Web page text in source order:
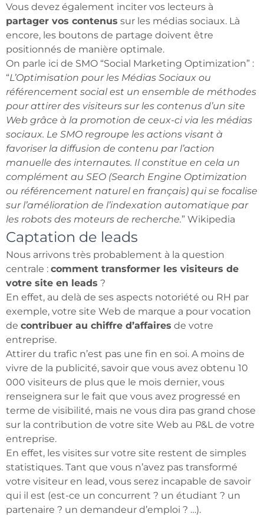
Vous devez également inciter vos lecteurs à
partager vos contenus sur les médias sociaux. Là
encore, les boutons de partage doivent être
positionnés de manière optimale.
On parle ici de SMO “Social Marketing Optimization” :
“L’Optimisation pour les Médias Sociaux ou
référencement social est un ensemble de méthodes
pour attirer des visiteurs sur les contenus d’un site
Web grâce à la promotion de ceux-ci via les médias
sociaux. Le SMO regroupe les actions visant à
favoriser la diffusion de contenu par l’action
manuelle des internautes. Il constitue en cela un
complément au SEO (Search Engine Optimization
ou référencement naturel en français) qui se focalise
sur l’amélioration de l’indexation automatique par
les robots des moteurs de recherche.” Wikipedia
Captation de leads
Nous arrivons très probablement à la question
centrale : comment transformer les visiteurs de
votre site en leads ?
En effet, au delà de ses aspects notoriété ou RH par
exemple, votre site Web de marque a pour vocation
de contribuer au chiffre d’affaires de votre
entreprise.
Attirer du trafic n’est pas une fin en soi. A moins de
vivre de la publicité, savoir que vous avez obtenu 10
000 visiteurs de plus que le mois dernier, vous
renseignera sur le fait que vous avez progressé en
terme de visibilité, mais ne vous dira pas grand chose
sur la contribution de votre site Web au P&L de votre
entreprise.
En effet, les visites sur votre site restent de simples
statistiques. Tant que vous n’avez pas transformé
votre visiteur en lead, vous serez incapable de savoir
qui il est (est-ce un concurrent ? un étudiant ? un
partenaire ? un demandeur d’emploi ? …).